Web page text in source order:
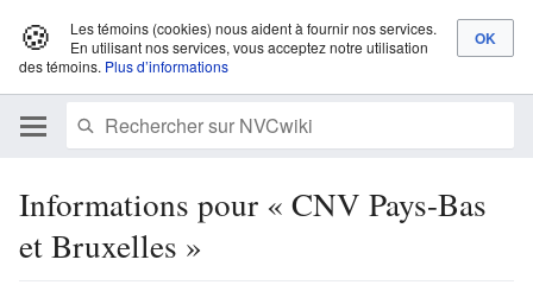
🍪
Les témoins (cookies) nous aident à fournir nos services.
En utilisant nos services, vous acceptez notre utilisation
des témoins. Plus d’informations
Informations pour « CNV Pays-Bas
et Bruxelles »